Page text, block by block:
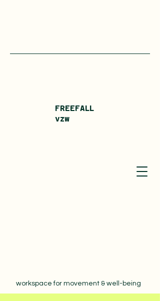
FREEFALL
vzw
workspace for movement & well-being